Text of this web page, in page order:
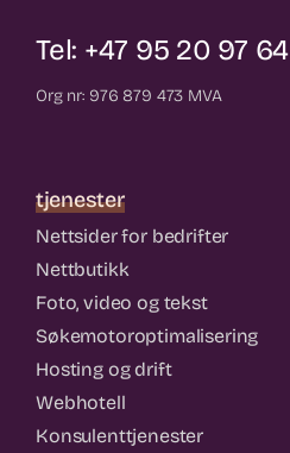
Tel: +47 95 20 97 64
Org nr: 976 879 473 MVA
tjenester
Nettsider for bedrifter
Nettbutikk
Foto, video og tekst
Søkemotoroptimalisering
Hosting og drift
Webhotell
Konsulenttjenester